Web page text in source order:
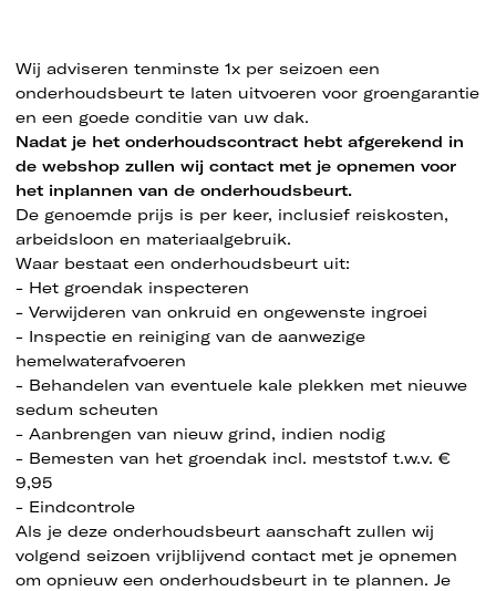
Wij adviseren tenminste 1x per seizoen een
onderhoudsbeurt te laten uitvoeren voor groengarantie
en een goede conditie van uw dak.
Nadat je het onderhoudscontract hebt afgerekend in
de webshop zullen wij contact met je opnemen voor
het inplannen van de onderhoudsbeurt.
De genoemde prijs is per keer, inclusief reiskosten,
arbeidsloon en materiaalgebruik.
Waar bestaat een onderhoudsbeurt uit:
- Het groendak inspecteren
- Verwijderen van onkruid en ongewenste ingroei
- Inspectie en reiniging van de aanwezige
hemelwaterafvoeren
- Behandelen van eventuele kale plekken met nieuwe
sedum scheuten
- Aanbrengen van nieuw grind, indien nodig
- Bemesten van het groendak incl. meststof t.w.v. €
9,95
- Eindcontrole
Als je deze onderhoudsbeurt aanschaft zullen wij
volgend seizoen vrijblijvend contact met je opnemen
om opnieuw een onderhoudsbeurt in te plannen. Je